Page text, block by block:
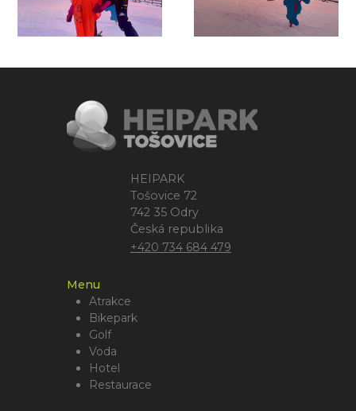
HEIPARK
Tošovice 72
742 35 Odry
Česká republika
+420 734 684 479
Menu
Atrakce
Bikepark
Golf
Voda
Hotel
Restaurace